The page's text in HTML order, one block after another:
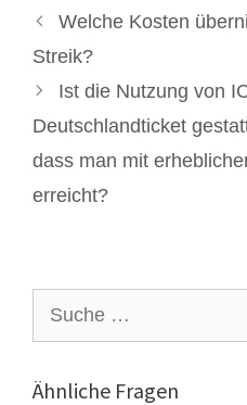
Welche Kosten
Streik?
Ist die Nutzung von
Deutschlandticket
dass man mit
erreicht?
nach:
Ähnliche Fragen